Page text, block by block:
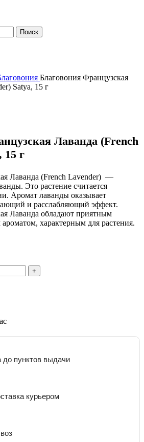
Поиск
Благовония Французская
Satya, 15 г
Лаванда (French
15 г
Лаванда (French Lavender) —
Это растение считается
Аромат лаванды оказывает
и расслабляющий эффект.
Лаванда обладают приятным
характерным для растения.
до пунктов выдачи
курьером